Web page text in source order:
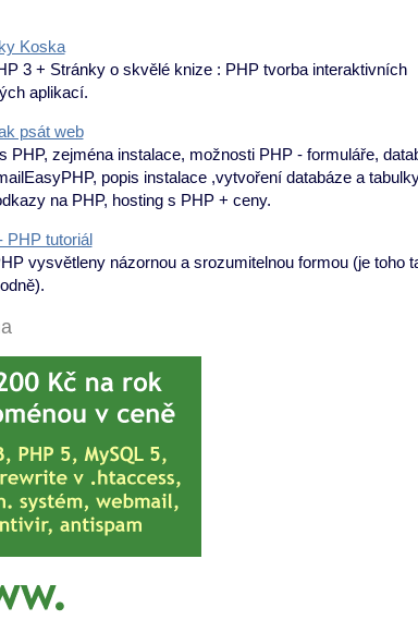
Koska
3 + Stránky o skvělé knize : PHP tvorba interaktivních
aplikací.
psát web
PHP, zejména instalace, možnosti PHP - formuláře,
popis instalace ,vytvoření databáze a
na PHP, hosting s PHP + ceny.
PHP tutoriál
vysvětleny názornou a srozumitelnou formou (je toho